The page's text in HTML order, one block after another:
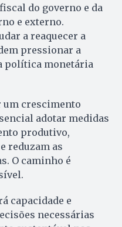
do governo e da
e externo.
a reaquecer a
pressionar a
política monetária
um crescimento
adotar medidas
produtivo,
reduzam as
O caminho é
capacidade e
necessárias